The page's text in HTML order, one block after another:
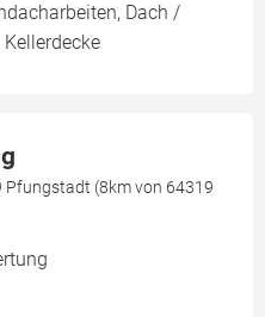
Dach /
Pfungstadt (8km von 64319